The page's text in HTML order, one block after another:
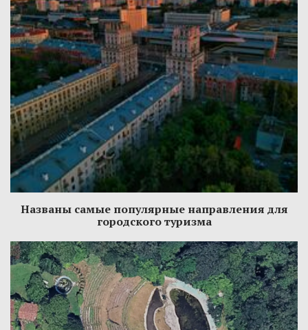
Названы самые популярные направления для
городского туризма